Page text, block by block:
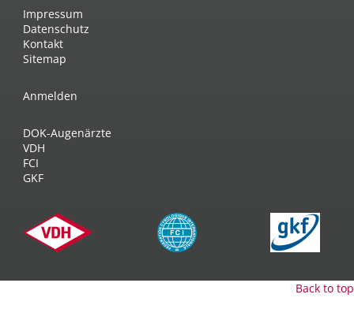
Impressum
Datenschutz
Kontakt
Sitemap
Anmelden
DOK-Augenärzte
VDH
FCI
GKF
Back to top